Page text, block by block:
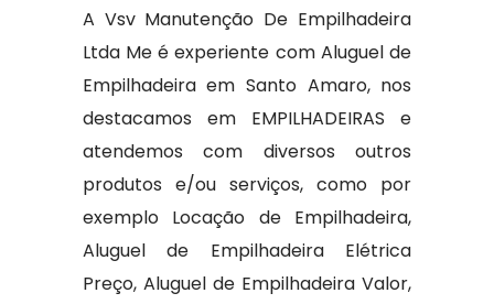
A Vsv Manutenção De Empilhadeira
Ltda Me é experiente com Aluguel de
Empilhadeira em Santo Amaro, nos
destacamos em EMPILHADEIRAS e
atendemos com diversos outros
produtos e/ou serviços, como por
exemplo Locação de Empilhadeira,
Aluguel de Empilhadeira Elétrica
Preço, Aluguel de Empilhadeira Valor,